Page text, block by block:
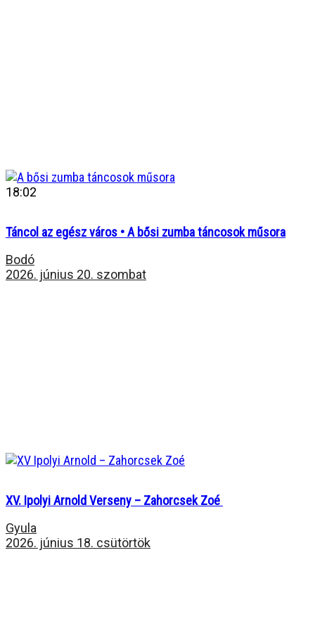
18:02
Táncol az egész város • A bősi zumba táncosok műsora
Bodó
2026. június 20. szombat
XV. Ipolyi Arnold Verseny – Zahorcsek Zoé
Gyula
2026. június 18. csütörtök